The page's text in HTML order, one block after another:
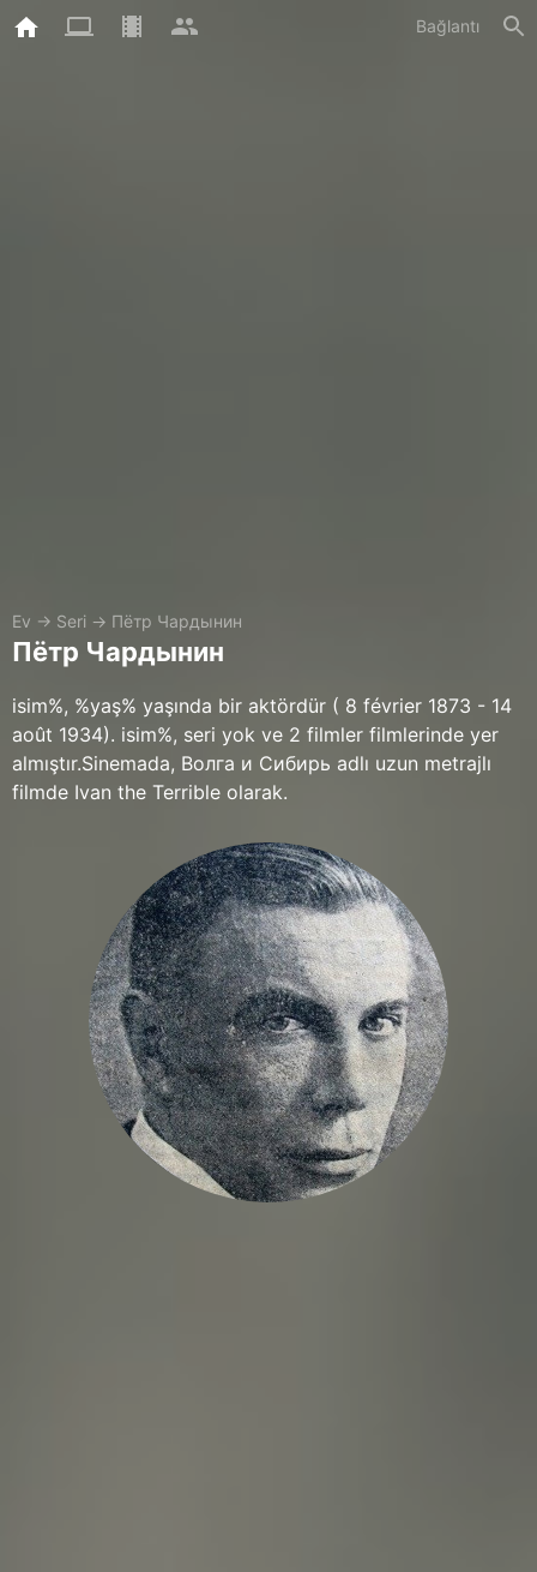
Bağlantı
Ev → Seri → Пётр Чардынин
Пётр Чардынин
isim%, %yaş% yaşında bir aktördür ( 8 février 1873 - 14
août 1934). isim%, seri yok ve 2 filmler filmlerinde yer
almıştır.Sinemada, Волга и Сибирь adlı uzun metrajlı
filmde Ivan the Terrible olarak.